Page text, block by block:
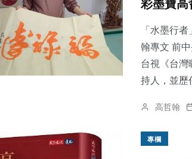
彩墨寶高
「水墨行
翰專文 前
台視《台灣
持人，並歷
高哲翰
專欄